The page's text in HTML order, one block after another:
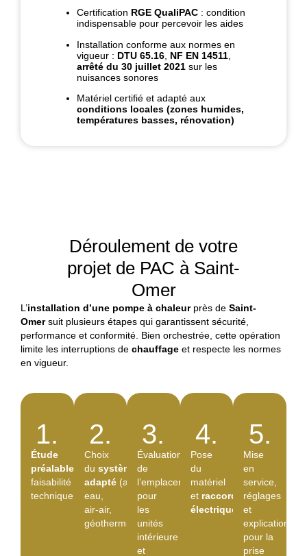
Certification RGE QualiPAC : condition
indispensable pour percevoir les aides
Installation conforme aux normes en
vigueur : DTU 65.16 NF EN 14511
arrêté du 30 juillet 2021 sur les
nuisances sonores
Matériel certifié et adapté aux
conditions locales (zones humides,
températures basses, rénovation)
Déroulement de votre
projet de PAC à Saint-
Omer
L’installation d’une pompe à chaleurprès de Saint-
Omersuit plusieurs étapes qui garantissent sécurité,
performance et conformité. Bien orchestrée, cette opération
limite les interruptions de chauffage et respecte les normes
en vigueur.
1.
Étude
préalable de
faisabilité
technique
2.
Choix
du système
adapté(air-
eau,
air-air,
géothermique)
3.
Évaluation
de
l’emplacement
pour
les
unités
intérieure
et
4.
Pose
du
matériel
et raccordement
électrique/hydraulique
5.
Mise
en
service,
réglages
et
explications
pour la
prise